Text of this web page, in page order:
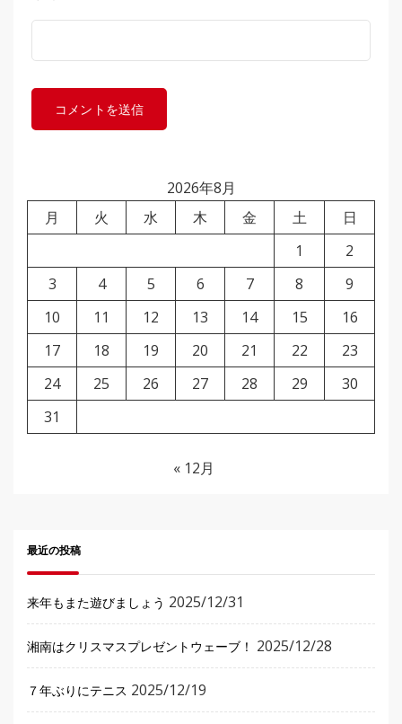
2026年8月
月
火 水 木 金 土
日
1
2
3
4 5 6 7 8
9
10
11 12 13 14 15
16
17
18 19 20 21 22
23
24
25 26 27 28 29
30
31
« 12月
最近の投稿
来年もまた遊びましょう 2025/12/31
湘南はクリスマスプレゼントウェーブ！ 2025/12/28
７年ぶりにテニス 2025/12/19